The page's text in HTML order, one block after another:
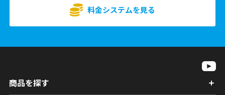
料金システムを見る
商品を探す